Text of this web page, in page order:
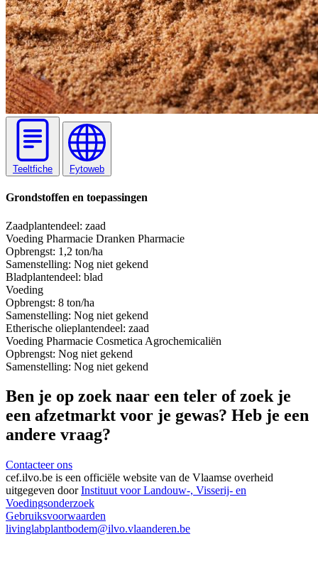
Teeltfiche Fytoweb
Grondstoffen en toepassingen
Zaadplantendeel: zaad
Voeding Pharmacie Dranken Pharmacie
Opbrengst: 1,2 ton/ha
Samenstelling: Nog niet gekend
Bladplantendeel: blad
Voeding
Opbrengst: 8 ton/ha
Samenstelling: Nog niet gekend
Etherische olieplantendeel: zaad
Voeding Pharmacie Cosmetica Agrochemicaliën
Opbrengst: Nog niet gekend
Samenstelling: Nog niet gekend
Ben je op zoek naar een teler of zoek je
een afzetmarkt voor je gewas? Heb je een
andere vraag?
Contacteer ons
cef.ilvo.be is een officiële website van de Vlaamse overheid
uitgegeven doorInstituut voor Landouw-, Visserij- en
Voedingsonderzoek
Gebruiksvoorwaarden
livinglabplantbodem@ilvo.vlaanderen.be